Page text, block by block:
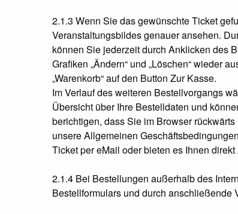
2.1.3 Wenn Sie das gewünschte Ticket
Veranstaltungsbildes genauer ansehen.
können Sie jederzeit durch Anklicken des
Grafiken „Ändern“ und „Löschen“ wieder
„Warenkorb“ auf den Button Zur Kasse.
Im Verlauf des weiteren Bestellvorgangs
Übersicht über Ihre Bestelldaten und
berichtigen, dass Sie im Browser
unsere Allgemeinen
Ticket per eMail oder bieten es Ihnen
2.1.4 Bei Bestellungen außerhalb des
Bestellformulars und durch anschließende